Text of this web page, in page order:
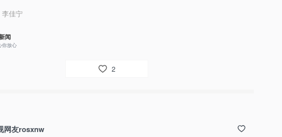
李佳宁
闻
你放心
2
网友rosxnw